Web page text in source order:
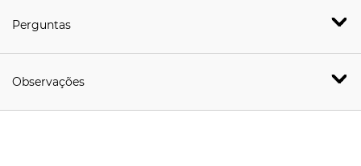
Perguntas
Observações